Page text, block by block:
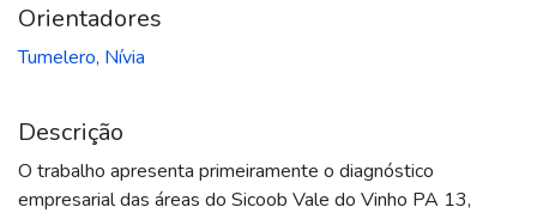
Orientadores
Tumelero, Nívia
Descrição
O trabalho apresenta primeiramente o diagnóstico
empresarial das áreas do Sicoob Vale do Vinho PA 13,